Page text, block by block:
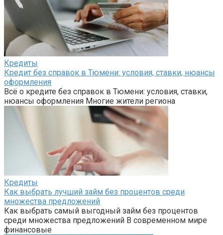
Кредиты
Кредит без справок в Тюмени: условия, ставки, нюансы
оформления
Всё о кредите без справок в Тюмени: условия, ставки,
нюансы оформления Многие жители региона
Кредиты
Как выбрать лучший займ без процентов среди
множества предложений
Как выбрать самый выгодный займ без процентов
среди множества предложений В современном мире
финансовые